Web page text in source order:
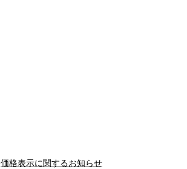
価格表示に関するお知らせ